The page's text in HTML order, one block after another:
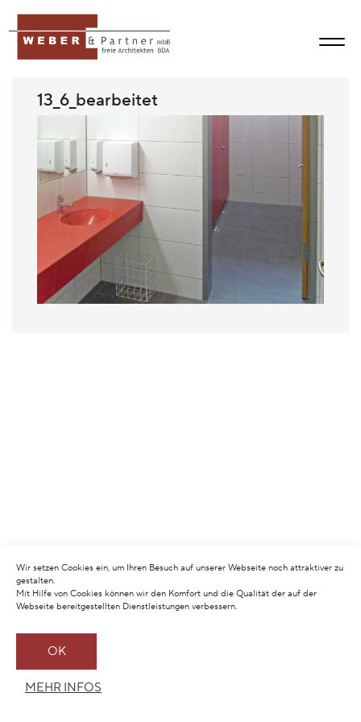
Wir setzen Cookies ein, um Ihren Besuch auf unserer Webseite noch attraktiver zu
gestalten.
Mit Hilfe von Cookies können wir den Komfort und die Qualität der auf der
Webseite bereitgestellten Dienstleistungen verbessern.
OK
MEHR INFOS
13_6_bearbeitet